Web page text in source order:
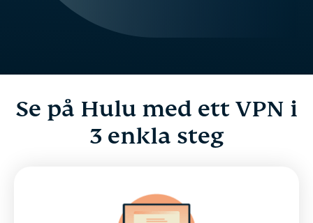
Se på Hulu med ett VPN i
3 enkla steg